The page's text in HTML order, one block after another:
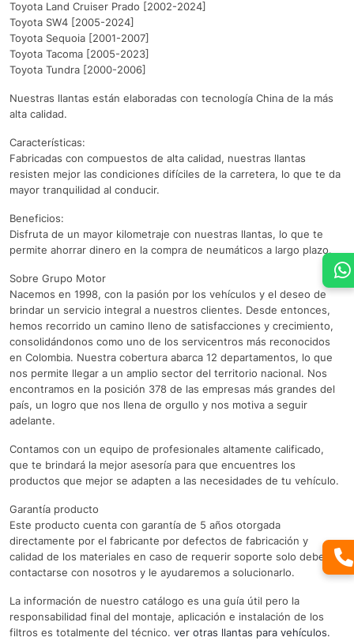
Toyota Land Cruiser Prado [2002-2024]
Toyota SW4 [2005-2024]
Toyota Sequoia [2001-2007]
Toyota Tacoma [2005-2023]
Toyota Tundra [2000-2006]
Nuestras llantas están elaboradas con tecnología China de la más
alta calidad.
Características:
Fabricadas con compuestos de alta calidad, nuestras llantas
resisten mejor las condiciones difíciles de la carretera, lo que te da
mayor tranquilidad al conducir.
Beneficios:
Disfruta de un mayor kilometraje con nuestras llantas, lo que te
permite ahorrar dinero en la compra de neumáticos a largo plazo.
Sobre Grupo Motor
Nacemos en 1998, con la pasión por los vehículos y el deseo de
brindar un servicio integral a nuestros clientes. Desde entonces,
hemos recorrido un camino lleno de satisfacciones y crecimiento,
consolidándonos como uno de los servicentros más reconocidos
en Colombia. Nuestra cobertura abarca 12 departamentos, lo que
nos permite llegar a un amplio sector del territorio nacional. Nos
encontramos en la posición 378 de las empresas más grandes del
país, un logro que nos llena de orgullo y nos motiva a seguir
adelante.
Contamos con un equipo de profesionales altamente calificado,
que te brindará la mejor asesoría para que encuentres los
productos que mejor se adapten a las necesidades de tu vehículo.
Garantía producto
Este producto cuenta con garantía de 5 años otorgada
directamente por el fabricante por defectos de fabricación y
calidad de los materiales en caso de requerir soporte solo debe
contactarse con nosotros y le ayudaremos a solucionarlo.
La información de nuestro catálogo es una guía útil pero la
responsabilidad final del montaje, aplicación e instalación de los
filtros es totalmente del técnico. ver otras llantas para vehículos.